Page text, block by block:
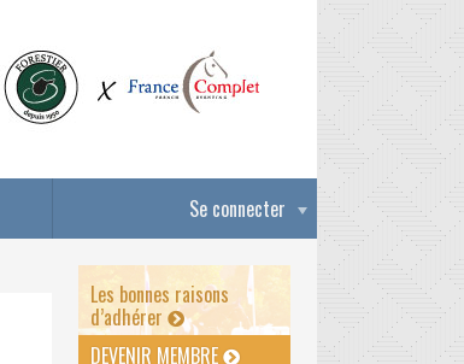
Se connecter
Les bonnes raisons
d’adhérer
DEVENIR MEMBRE